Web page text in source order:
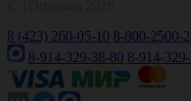
8 (423) 260-05-10 8-800-2500-
8-914-329-38-80 8-914-